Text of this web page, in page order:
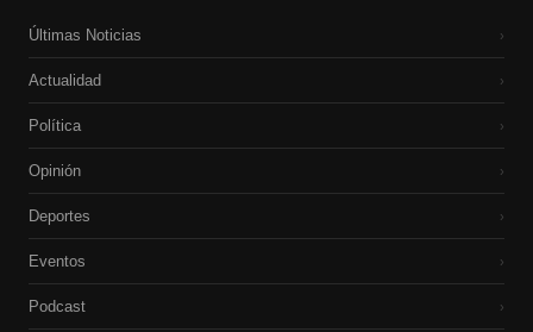
Últimas Noticias ›
Actualidad ›
Política ›
Opinión ›
Deportes ›
Eventos ›
Podcast ›